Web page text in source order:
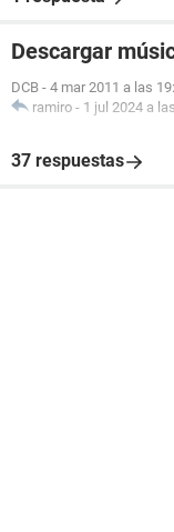
Descargar
DCB - 4 mar 2011 a las
ramiro - 1 jul 2024 a
37 respuestas